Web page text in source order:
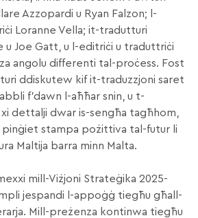
Azzopardi u Ryan Falzon; l-
Loranne Vella; it-tradutturi
u Joe Gatt, u l-editriċi u traduttriċi
angolu differenti tal-proċess. Fost
ddiskutew kif it-traduzzjoni saret
f’dawn l-aħħar snin, u t-
dettalji dwar is-sengħa tagħhom,
pinġiet stampa pożittiva tal-futur li
Maltija barra minn Malta.
mill-Viżjoni Strateġika 2025-
jespandi l-appoġġ tiegħu għall-
Mill-preżenza kontinwa tiegħu